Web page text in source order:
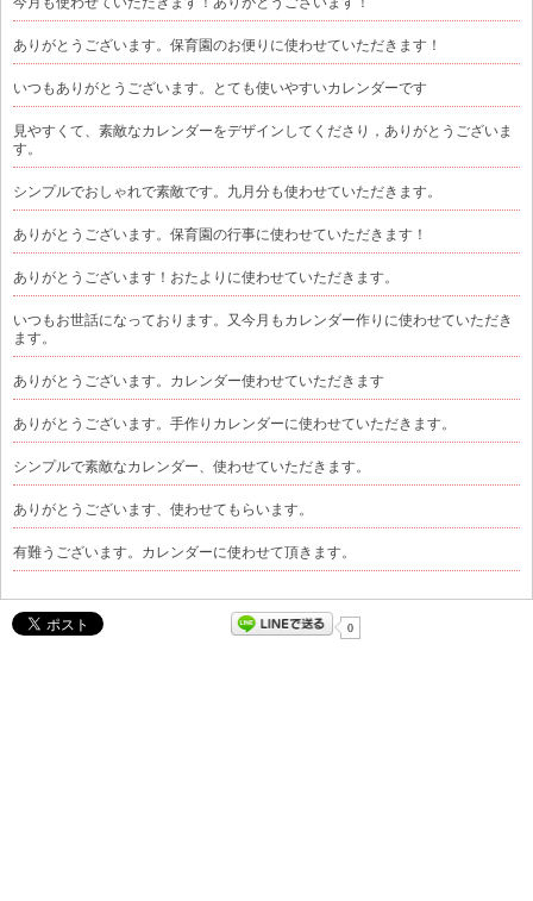
ありがとうございます。保育園のお便りに使わせていただきます！
いつもありがとうございます。とても使いやすいカレンダーです
見やすくて、素敵なカレンダーをデザインしてくださり，ありがとうございま
す。
シンプルでおしゃれで素敵です。九月分も使わせていただきます。
ありがとうございます。保育園の行事に使わせていただきます！
ありがとうございます！おたよりに使わせていただきます。
いつもお世話になっております。又今月もカレンダー作りに使わせていただき
ます。
ありがとうございます。カレンダー使わせていただきます
ありがとうございます。手作りカレンダーに使わせていただきます。
シンプルで素敵なカレンダー、使わせていただきます。
ありがとうございます、使わせてもらいます。
有難うございます。カレンダーに使わせて頂きます。
0